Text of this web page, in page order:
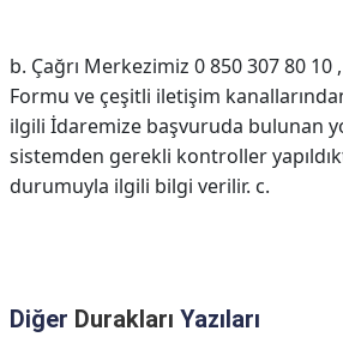
b. Çağrı Merkezimiz 0 850 307 80 10
Formu ve çeşitli iletişim
ilgili İdaremize başvuruda bulunan
sistemden gerekli kontroller
durumuyla ilgili bilgi verilir. c.
Diğer Durakları Yazıları